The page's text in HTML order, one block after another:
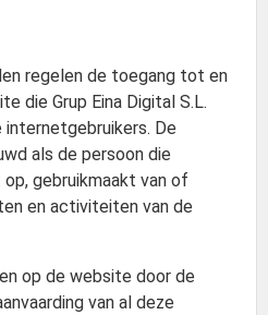
regelen de toegang tot en
die Grup Eina Digital S.L.
De
als de persoon die
gebruikmaakt van of
en activiteiten van de
op de website door de
van al deze